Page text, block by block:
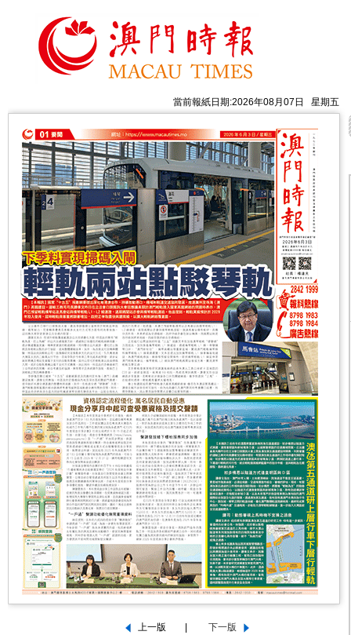
當前報紙日期:2026年08月07日 星期五